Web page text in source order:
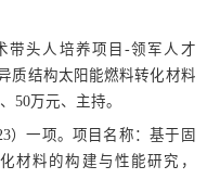
带头人培养项目-领军人才
质结构太阳能燃料转化材料
50万元、主持。
）一项。项目名称：基于固
材料的构建与性能研究，